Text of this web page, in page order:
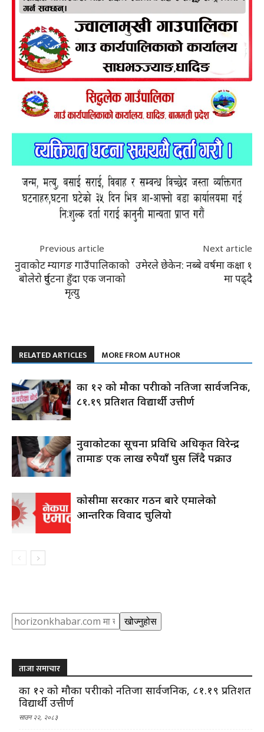
Previous article
नुवाकोट म्यागङ गाउँपालिकाको
बोलेरो दुर्घटना हुँदा एक जनाको
मृत्यु
Next article
उमेरले छेकेन: नब्बे वर्षमा कक्षा १
मा पढ्दै
RELATED ARTICLES MORE FROM AUTHOR
कक्षा १२ को मौका परीक्षाको नतिजा सार्वजनिक,
८१.१९ प्रतिशत विद्यार्थी उत्तीर्ण
नुवाकोटका सूचना प्रविधि अधिकृत विरेन्द्र
तामाङ एक लाख रुपैयाँ घुस लिँदै पक्राउ
कोसीमा सरकार गठन बारे एमालेको
आन्तरिक विवाद चुलियो
Search खोज्नुहोस
ताजा समाचार
कक्षा १२ को मौका परीक्षाको नतिजा सार्वजनिक, ८१.१९ प्रतिशत
विद्यार्थी उत्तीर्ण
साउन २२, २०८३